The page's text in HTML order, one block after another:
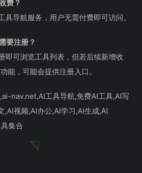
费？
具导航服务，用户无需付费即可访问。
要注册？
即可浏览工具列表，但若后续新增收
能，可能会提供注册入口。
nav.net,AI工具导航,免费AI工具,AI写
,AI视频,AI办公,AI学习,AI生成,AI
集合